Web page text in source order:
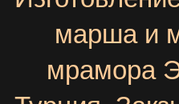
марша и
мрамора